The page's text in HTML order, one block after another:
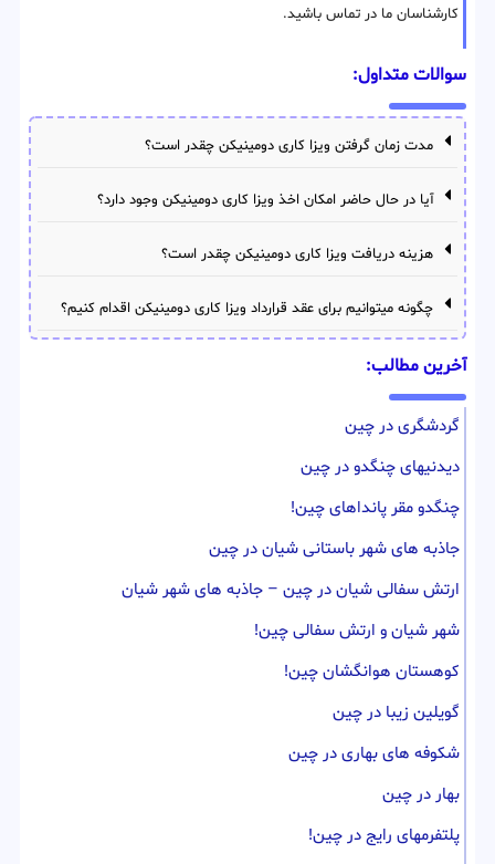
کارشناسان ما در تماس باشید.
سوالات متداول:
مدت زمان گرفتن ویزا کاری دومینیکن چقدر است؟
آیا در حال حاضر امکان اخذ ویزا کاری دومینیکن وجود دارد؟
هزینه دریافت ویزا کاری دومینیکن چقدر است؟
چگونه میتوانیم برای عقد قرارداد ویزا کاری دومینیکن اقدام کنیم؟
آخرین مطالب:
گردشگری در چین
دیدنیهای چنگدو در چین
چنگدو مقر پانداهای چین!
جاذبه های شهر باستانی شیان در چین
ارتش سفالی شیان در چین – جاذبه های شهر شیان
شهر شیان و ارتش سفالی چین!
کوهستان هوانگشان چین!
گویلین زیبا در چین
شکوفه های بهاری در چین
بهار در چین
پلتفرمهای رایج در چین!